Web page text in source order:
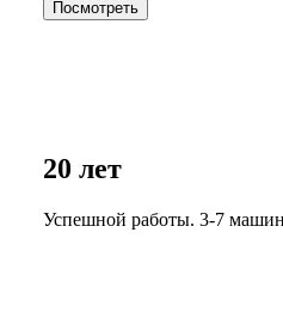
Посмотреть
20 лет
Успешной работы. 3-7